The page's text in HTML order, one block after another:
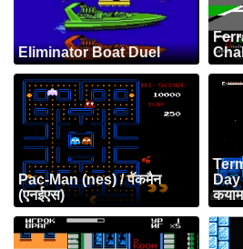
Eliminator Boat Duel
Pac-Man (nes) / पॅकमैन
(एनईएस)
Day